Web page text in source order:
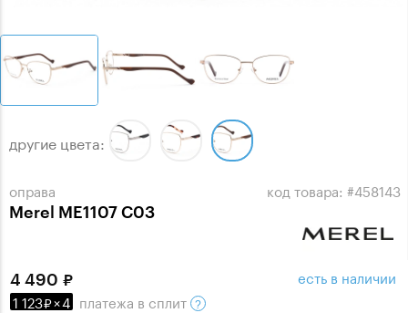
оправа
Merel ME1107 C03
код товара: #458143
другие цвета:
4 490
1 123 ×4 платежа в сплит
есть в наличии